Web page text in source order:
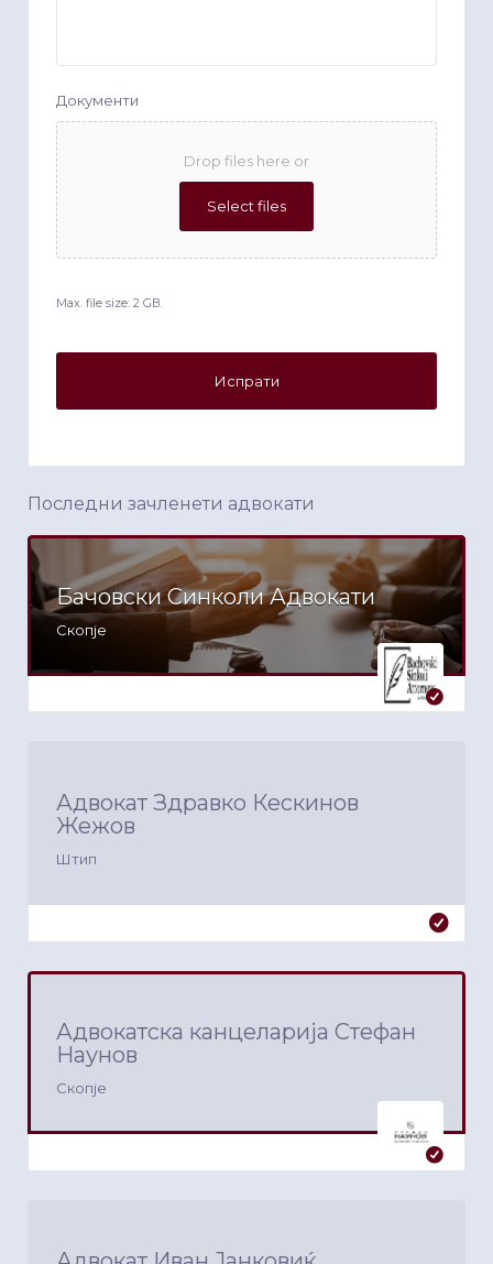
Документи
Drop files here or
Select files
Max. file size: 2 GB.
Последни зачленети адвокати
Бачовски Синколи Адвокати
Скопје
Адвокат Здравко Кескинов
Жежов
Штип
Адвокатска канцеларија Стефан
Наунов
Скопје